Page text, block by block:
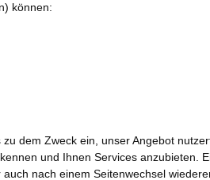
können:
dem Zweck ein, unser Angebot
und Ihnen Services anzubieten.
nach einem Seitenwechsel